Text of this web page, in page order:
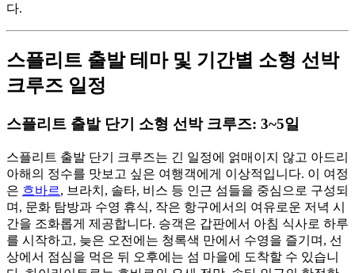
다.
스플리트 출발 테마 및 기간별 소형 선박
크루즈 일정
스플리트 출발 단기 소형 선박 크루즈: 3~5일
스플리트 출발 단기 크루즈는 긴 일정에 얽매이지 않고 아드리
아해의 정수를 맛보고 싶은 여행객에게 이상적입니다. 이 여정
은 흐바르, 브라치, 솔타, 비스 등 인근 섬들을 중심으로 구성되
며, 문화 탐방과 수영 휴식, 작은 항구에서의 여유로운 저녁 시
간을 조화롭게 제공합니다. 승객은 갑판에서 아침 식사로 하루
를 시작하고, 늦은 오전에는 청록색 만에서 수영을 즐기며, 선
상에서 점심을 먹은 뒤 오후에는 섬 마을에 도착할 수 있습니